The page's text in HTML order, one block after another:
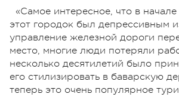
«Самое интересное, что в начале
этот городок был депрессивным
управление железной дороги
место, многие люди потеряли
несколько десятилетий было
его стилизировать в баварскую
теперь это очень популярное